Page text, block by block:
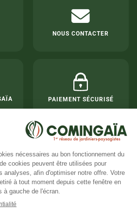
NOUS CONTACTER
PAIEMENT SÉCURISÉ
de jardiniers de confiance
Besoin d'aide ? ×